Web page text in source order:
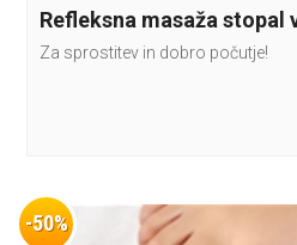
Refleksna masaža stopal
Za sprostitev in dobro počutje!
-50%